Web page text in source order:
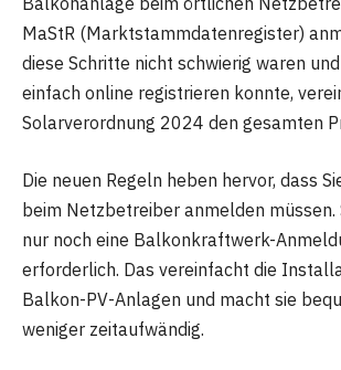
MaStR (Marktstammdatenregister)
diese Schritte nicht schwierig waren
einfach online registrieren konnte,
Solarverordnung 2024 den gesamten
Die neuen Regeln heben hervor, dass
beim Netzbetreiber anmelden
nur noch eine Balkonkraftwerk-
erforderlich. Das vereinfacht die
Balkon-PV-Anlagen und macht sie
weniger zeitaufwändig.